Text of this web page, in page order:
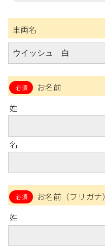
車両名
お名前
姓
名
お名前（フリガナ）
姓